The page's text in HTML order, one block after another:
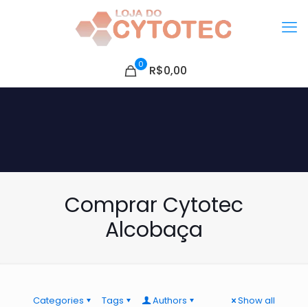
0 R$0,00
Comprar Cytotec
Alcobaça
Categories Tags Authors Show all